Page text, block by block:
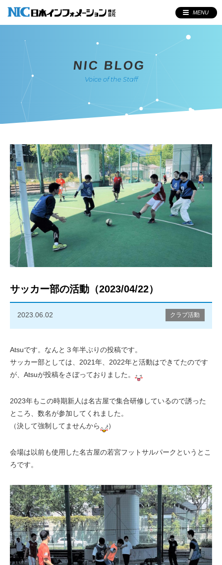
MENU
NIC BLOG
Voice of the Staff
サッカー部の活動（2023/04/22）
2023.06.02 クラブ活動
Atsuです。なんと３年半ぶりの投稿です。
サッカー部としては、2021年、2022年と活動はできてたのです
が、Atsuが投稿をさぼっておりました。
2023年もこの時期新人は名古屋で集合研修しているので誘った
ところ、数名が参加してくれました。
（決して強制してませんから
）
会場は以前も使用した名古屋の若宮フットサルパークというとこ
ろです。